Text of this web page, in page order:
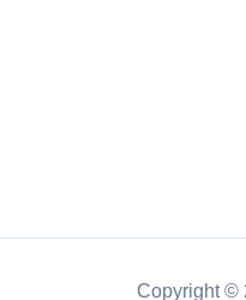
Copyright ©